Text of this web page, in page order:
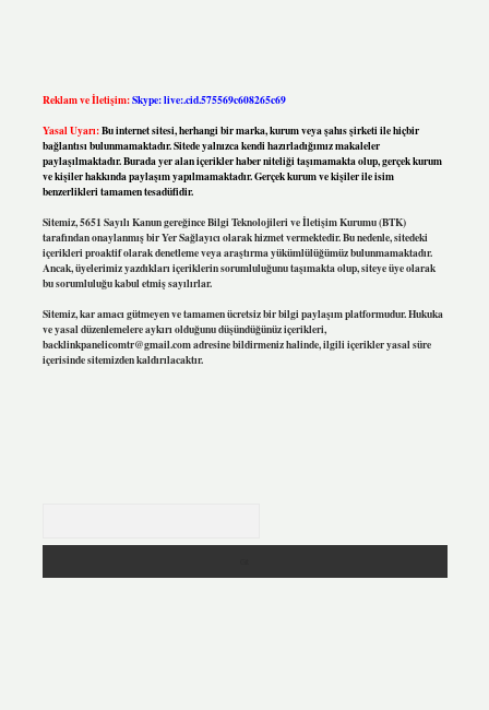
Reklam ve İletişim:Skype: live:.cid.575569c608265c69
Yasal Uyarı:Bu internet sitesi, herhangi bir marka, kurum veya şahıs şirketi ile hiçbir
bağlantısı bulunmamaktadır. Sitede yalnızca kendi hazırladığımız makaleler
paylaşılmaktadır. Burada yer alan içerikler haber niteliği taşımamakta olup, gerçek kurum
ve kişiler hakkında paylaşım yapılmamaktadır. Gerçek kurum ve kişiler ile isim
benzerlikleri tamamen tesadüfidir.
Sitemiz, 5651 Sayılı Kanun gereğince Bilgi Teknolojileri ve İletişim Kurumu (BTK)
tarafından onaylanmış bir Yer Sağlayıcı olarak hizmet vermektedir. Bu nedenle, sitedeki
içerikleri proaktif olarak denetleme veya araştırma yükümlülüğümüz bulunmamaktadır.
Ancak, üyelerimiz yazdıkları içeriklerin sorumluluğunu taşımakta olup, siteye üye olarak
bu sorumluluğu kabul etmiş sayılırlar.
Sitemiz, kar amacı gütmeyen ve tamamen ücretsiz bir bilgi paylaşım platformudur. Hukuka
ve yasal düzenlemelere aykırı olduğunu düşündüğünüz içerikleri,
backlinkpanelicomtr@gmail.comadresine bildirmeniz halinde, ilgili içerikler yasal süre
içerisinde sitemizden kaldırılacaktır.